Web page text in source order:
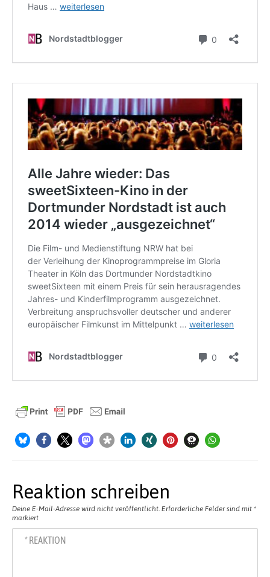
Reaktion schreiben
Deine E-Mail-Adresse wird nicht veröffentlicht. Erforderliche Felder sind mit *
markiert